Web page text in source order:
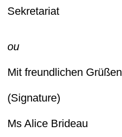
Sekretariat
ou
Mit freundlichen Grüßen
(Signature)
Ms Alice Brideau